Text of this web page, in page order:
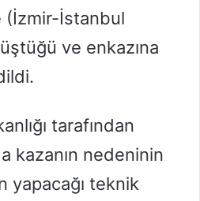
(İzmir-İstanbul
ve enkazına
tarafından
kazanın nedeninin
yapacağı teknik